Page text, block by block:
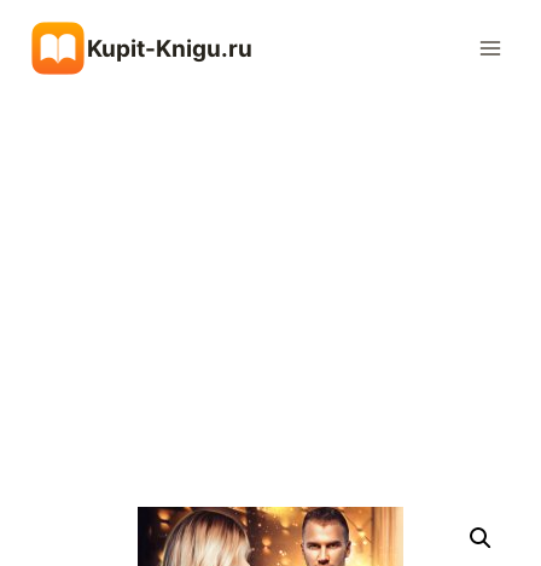
содержимому
Kupit-Knigu.ru